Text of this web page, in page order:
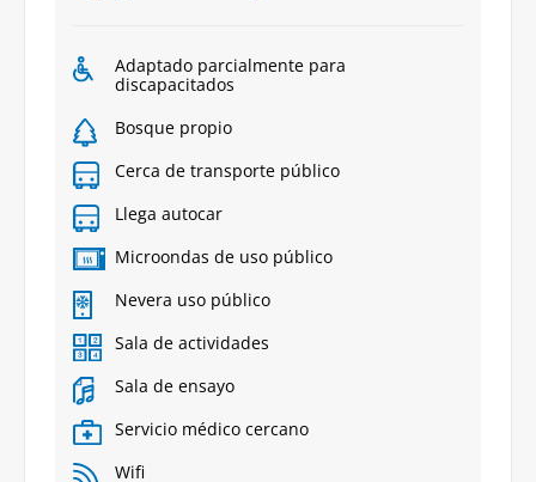
Adaptado parcialmente para
discapacitados
Bosque propio
Cerca de transporte público
Llega autocar
Microondas de uso público
Nevera uso público
Sala de actividades
Sala de ensayo
Servicio médico cercano
Wifi